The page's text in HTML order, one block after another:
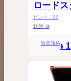
ロード
ピンク / SS
状態: B
買取価格¥